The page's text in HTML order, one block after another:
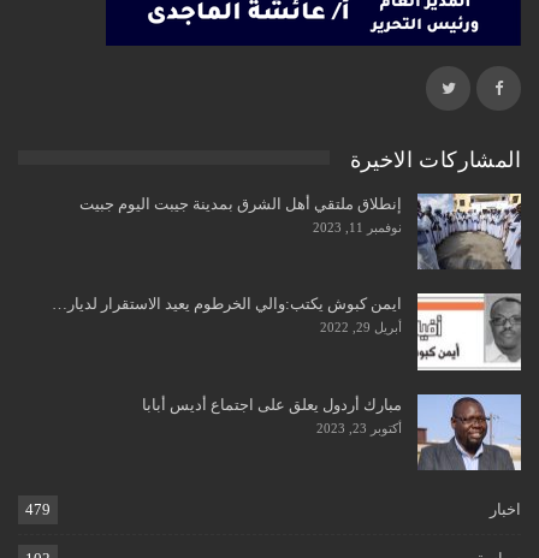
المشاركات الاخيرة
إنطلاق ملتقي أهل الشرق بمدينة جيبت اليوم جبيت
نوفمبر 11, 2023
ايمن كبوش يكتب:والي الخرطوم يعيد الاستقرار لديار…
أبريل 29, 2022
مبارك أردول يعلق على اجتماع أديس أبابا
أكتوبر 23, 2023
اخبار 479